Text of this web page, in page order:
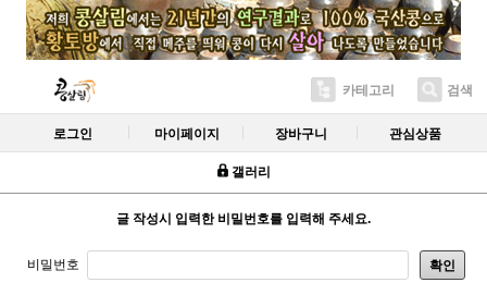
카테고리 검색
로그인 마이페이지 장바구니 관심상품
갤러리
글 작성시 입력한 비밀번호를 입력해 주세요.
비밀번호 확인